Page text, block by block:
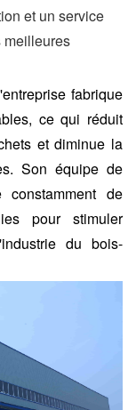
et un service
meilleures
fabrique
ce qui réduit
et diminue la
Son équipe de
constamment de
pour stimuler
du bois-